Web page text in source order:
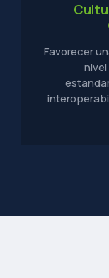
Favorecer